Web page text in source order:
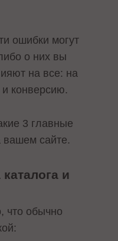
ошибки могут
о них вы
на все: на
конверсию.
3 главные
вашем сайте.
и
что обычно